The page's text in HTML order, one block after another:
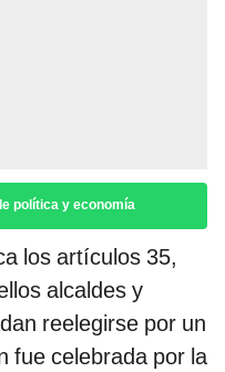
política y economía
los artículos 35,
alcaldes y
reelegirse por un
fue celebrada por la